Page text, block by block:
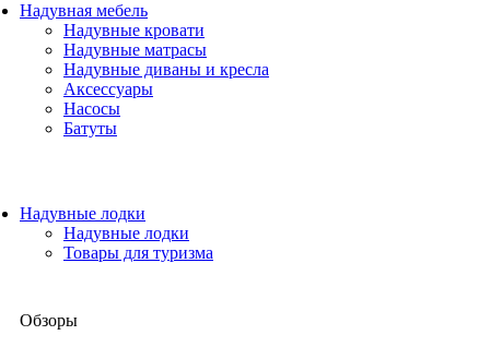
Надувная мебель
Надувные кровати
Надувные матрасы
Надувные диваны и кресла
Аксессуары
Насосы
Батуты
Надувные лодки
Надувные лодки
Товары для туризма
Обзоры